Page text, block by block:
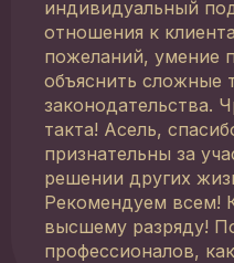
индивидуальный
отношения к
пожеланий, умение
объяснить сложные
законодательства.
такта! Асель,
признательны за
решении других
Рекомендуем всем!
высшему разряду!
профессионалов,